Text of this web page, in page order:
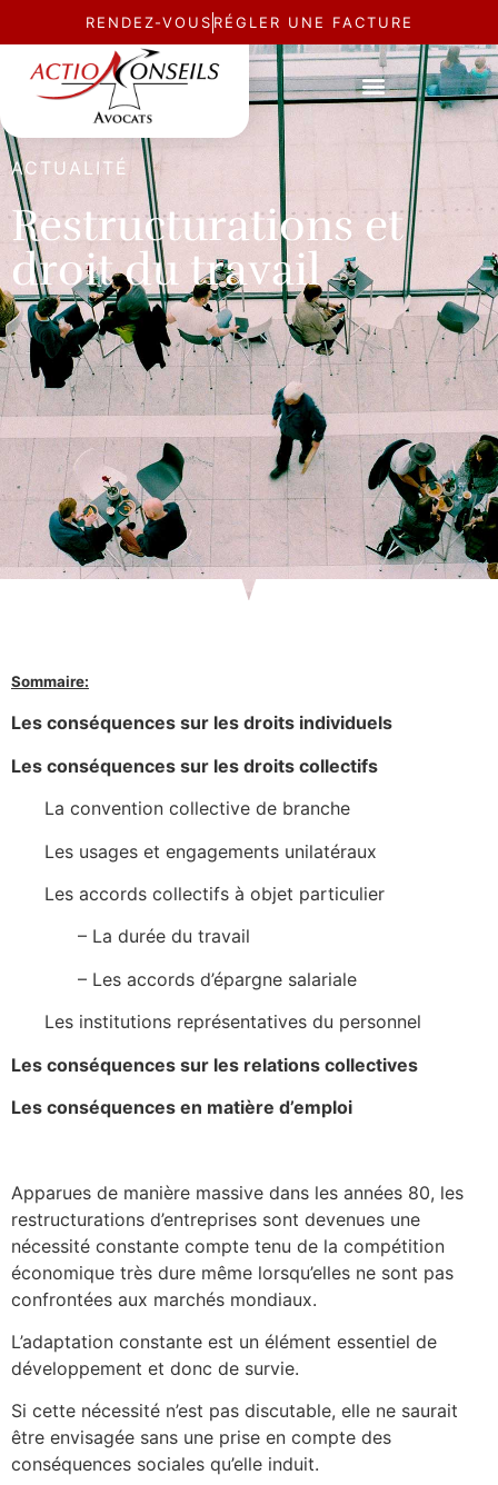
RENDEZ-VOUS RÉGLER UNE FACTURE
ACTUALITÉ
Restructurations et
droit du travail
Sommaire:
Les conséquences sur les droits individuels
Les conséquences sur les droits collectifs
La convention collective de branche
Les usages et engagements unilatéraux
Les accords collectifs à objet particulier
– La durée du travail
– Les accords d’épargne salariale
Les institutions représentatives du personnel
Les conséquences sur les relations collectives
Les conséquences en matière d’emploi
Apparues de manière massive dans les années 80, les
restructurations d’entreprises sont devenues une
nécessité constante compte tenu de la compétition
économique très dure même lorsqu’elles ne sont pas
confrontées aux marchés mondiaux.
L’adaptation constante est un élément essentiel de
développement et donc de survie.
Si cette nécessité n’est pas discutable, elle ne saurait
être envisagée sans une prise en compte des
conséquences sociales qu’elle induit.